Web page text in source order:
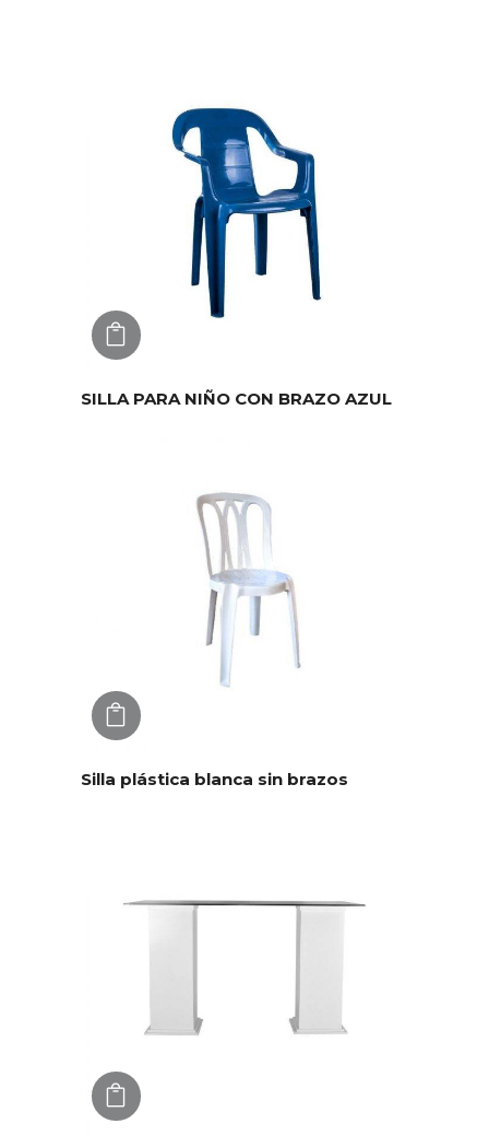
SILLA PARA NIÑO CON BRAZO AZUL
Silla plástica blanca sin brazos